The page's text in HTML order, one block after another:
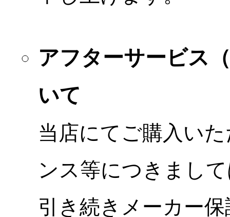
アフターサービス
いて
当店にてご購入い
ンス等につきまし
引き続きメーカー